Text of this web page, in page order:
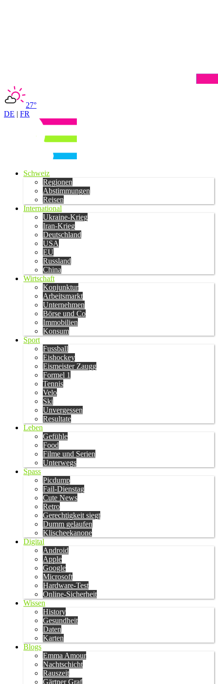
27°
DE | FR
Schweiz
Regionen
Abstimmungen
Reisen
International
Ukraine-Krieg
Iran-Krieg
Deutschland
USA
EU
Russland
China
Wirtschaft
Konjunktur
Arbeitsmarkt
Unternehmen
Börse und Co
Immobilien
Konsum
Sport
Fussball
Eishockey
Eismeister Zaugg
Formel 1
Tennis
Velo
Ski
Unvergessen
Resultate
Leben
Gefühle
Food
Filme und Serien
Unterwegs
Spass
Picdump
Fail-Dienstag
Cute News
Retro
Gerechtigkeit siegt
Dumm gelaufen
Klischeekanone
Digital
Android
Apple
Google
Microsoft
Hardware-Test
Online-Sicherheit
Wissen
History
Gesundheit
Daten
Karten
Blogs
Emma Amour
Nachtschicht
Rauszeit
Gärtner Graf